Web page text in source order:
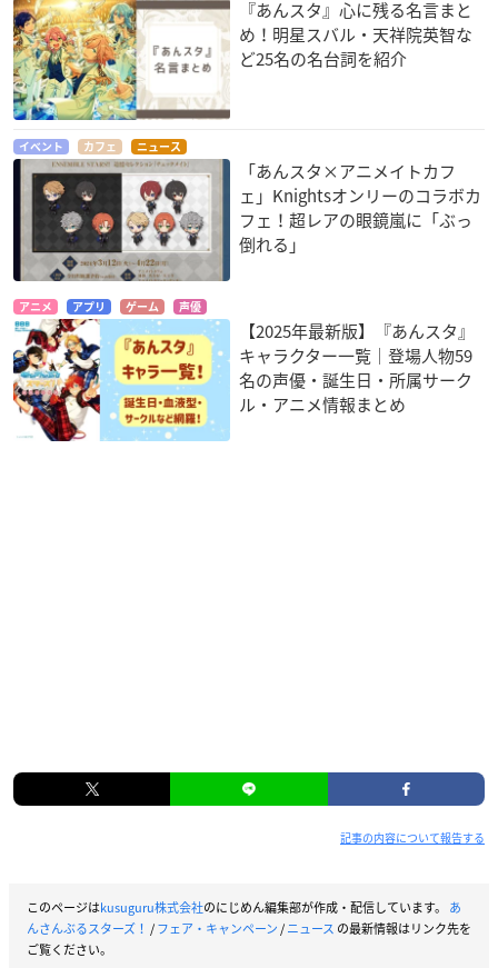
『あんスタ』心に残る名言まと
め！明星スバル・天祥院英智な
ど25名の名台詞を紹介
イベント カフェ ニュース
「あんスタ×アニメイトカフ
ェ」Knightsオンリーのコラボカ
フェ！超レアの眼鏡嵐に「ぶっ
倒れる」
アニメ アプリ ゲーム 声優
【2025年最新版】『あんスタ』
キャラクター一覧｜登場人物59
名の声優・誕生日・所属サーク
ル・アニメ情報まとめ
記事の内容について報告する
このページはkusuguru株式会社のにじめん編集部が作成・配信しています。 あ
んさんぶるスターズ！ /フェア・キャンペーン/ニュース の最新情報はリンク先を
ご覧ください。